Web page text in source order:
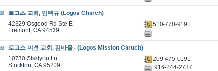
로고스 교회, 임택규 (Logos Church)
42329 Osgood Rd Ste E
Fremont, CA 94539
510-770-9191
로고스 미션 교회, 김바울 - (Logos Mission Chruch)
10730 Siskiyou Ln
Stockton, CA 95209
209-475-0191
916-244-2737